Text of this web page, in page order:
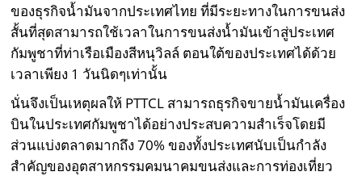
ของธุรกิจน้ำมันจากประเทศไทย ที่มีระยะทางในการขนส่ง
สั้นที่สุดสามารถใช้เวลาในการขนส่งน้ำมันเข้าสู่ประเทศ
กัมพูชาที่ท่าเรือเมืองสีหนุวิลล์ ตอนใต้ของประเทศได้ด้วย
เวลาเพียง 1 วันนิดๆเท่านั้น
นั่นจึงเป็นเหตุผลให้ PTTCL สามารถธุรกิจขายน้ำมันเครื่อง
บินในประเทศกัมพูชาได้อย่างประสบความสำเร็จโดยมี
ส่วนแบ่งตลาดมากถึง 70% ของทั้งประเทศนับเป็นกำลัง
สำคัญของอุตสาหกรรมคมนาคมขนส่งและการท่องเที่ยว